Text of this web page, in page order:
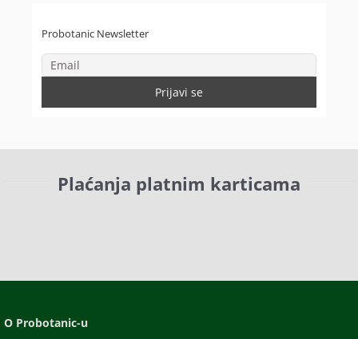
Probotanic Newsletter
Plaćanja platnim karticama
O Probotanic-u